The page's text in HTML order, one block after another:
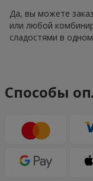
Да, вы можете
или любой
сладостями в одном
Способы